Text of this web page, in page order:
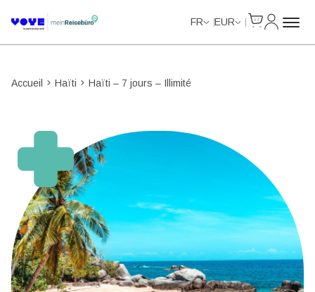
FR EUR
Accueil Haïti Haïti – 7 jours – Illimité